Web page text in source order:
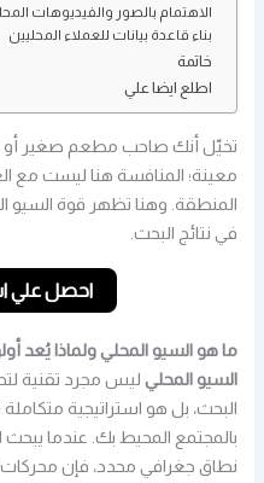
الاهتمام بالصور والفيديوهات
بناء قاعدة بيانات للعملاء المحليين
خاتمة
اطلع ايضا علي
تخيّل أنك صاحب مطعم صغير أو
معينة؛ المنافسة هنا ليست مع
المنطقة. وهنا تظهر قوة السيو
في نتائج البحث.
احصل علي
ما هو السيو المحلي ولماذا يُعد
السيو المحلي ليس مجرد تقنية
البحث، بل هو استراتيجية
بالمجتمع المحيط بك. عندما
نطاق جغرافي محدد، فإن محركات